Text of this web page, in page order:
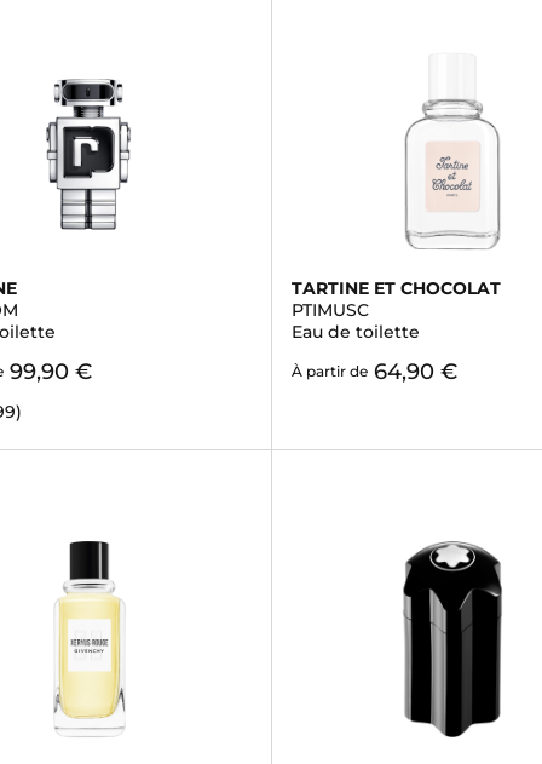
99,90 €
TARTINE ET CHOCOLAT
PTIMUSC
Eau de toilette
À partir de 64,90 €